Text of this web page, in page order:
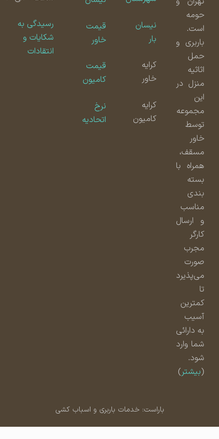
حومه
است.
باربری و
حمل
اثاثیه
منزل در
مجموعه
توسط
مسقف،
همراه با
بسته
بندی
مناسب
و ارسال
مجرب
صورت
می‌پذیرد
کمترین
آسیب
به دارائی
شما وارد
شود.
بیشتر)
نیسان
کامیون
قیمت
قیمت
کامیون
اتحادیه
رسیدگی به
شکایات و
انتقادات
باراست: خدمات باربری و اسباب کشی